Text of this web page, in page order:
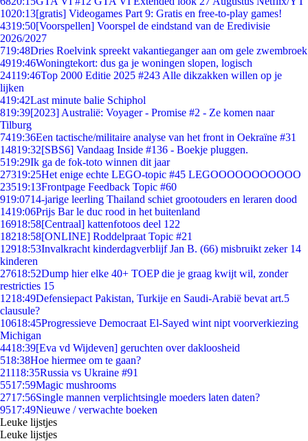
1020:13[gratis] Videogames Part 9: Gratis en free-to-play games!
4319:50[Voorspellen] Voorspel de eindstand van de Eredivisie
2026/2027
719:48Dries Roelvink spreekt vakantieganger aan om gele zwembroek
4919:46Woningtekort: dus ga je woningen slopen, logisch
24119:46Top 2000 Editie 2025 #243 Alle dikzakken willen op je
lijken
419:42Last minute balie Schiphol
819:39[2023] Australië: Voyager - Promise #2 - Ze komen naar
Tilburg
7419:36Een tactische/militaire analyse van het front in Oekraïne #31
14819:32[SBS6] Vandaag Inside #136 - Boekje pluggen.
519:29Ik ga de fok-toto winnen dit jaar
27319:25Het enige echte LEGO-topic #45 LEGOOOOOOOOOOO
23519:13Frontpage Feedback Topic #60
919:0714-jarige leerling Thailand schiet grootouders en leraren dood
1419:06Prijs Bar le duc rood in het buitenland
16918:58[Centraal] kattenfotoos deel 122
18218:58[ONLINE] Roddelpraat Topic #21
12918:53Invalkracht kinderdagverblijf Jan B. (66) misbruikt zeker 14
kinderen
27618:52Dump hier elke 40+ TOEP die je graag kwijt wil, zonder
restricties 15
1218:49Defensiepact Pakistan, Turkije en Saudi-Arabië bevat art.5
clausule?
10618:45Progressieve Democraat El-Sayed wint nipt voorverkiezing
Michigan
4418:39[Eva vd Wijdeven] geruchten over dakloosheid
518:38Hoe hiermee om te gaan?
21118:35Russia vs Ukraine #91
5517:59Magic mushrooms
2717:56Single mannen verplichtsingle moeders laten daten?
9517:49Nieuwe / verwachte boeken
Leuke lijstjes
Leuke lijstjes